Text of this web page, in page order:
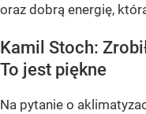
oraz dobrą energię,
Kamil Stoch:
To jest piękne
Na pytanie o